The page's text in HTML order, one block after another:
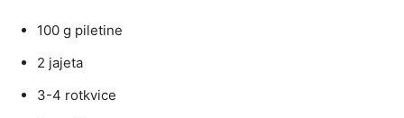
100 g piletine
2 jajeta
3-4 rotkvice